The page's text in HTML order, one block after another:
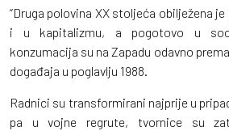
“Druga polovina XX stoljeća obilježena
i u kapitalizmu, a pogotovo u
konzumacija su na Zapadu odavno
događaja u poglavlju 1988.
Radnici su transformirani najprije u
pa u vojne regrute, tvornice su